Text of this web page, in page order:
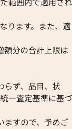
ります。また、適
額分の合計上限は
らず、品目、状
一査定基準に基づ
ますので、予めご